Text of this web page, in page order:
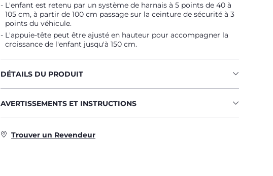
L'enfant est retenu par un système de harnais à 5 points de 40 à
105 cm, à partir de 100 cm passage sur la ceinture de sécurité à 3
points du véhicule.
L'appuie-tête peut être ajusté en hauteur pour accompagner la
croissance de l'enfant jusqu'à 150 cm.
DÉTAILS DU PRODUIT
AVERTISSEMENTS ET INSTRUCTIONS
Trouver un Revendeur